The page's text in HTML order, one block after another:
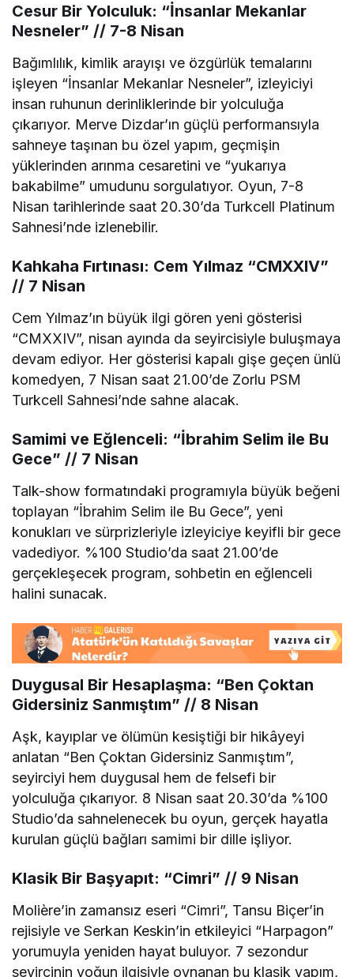
Cesur Bir Yolculuk: “İnsanlar Mekanlar
Nesneler” // 7-8 Nisan
Bağımlılık, kimlik arayışı ve özgürlük temalarını
işleyen “İnsanlar Mekanlar Nesneler”, izleyiciyi
insan ruhunun derinliklerinde bir yolculuğa
çıkarıyor. Merve Dizdar’ın güçlü performansıyla
sahneye taşınan bu özel yapım, geçmişin
yüklerinden arınma cesaretini ve “yukarıya
bakabilme” umudunu sorgulatıyor. Oyun, 7-8
Nisan tarihlerinde saat 20.30’da Turkcell Platinum
Sahnesi’nde izlenebilir.
Kahkaha Fırtınası: Cem Yılmaz “CMXXIV”
// 7 Nisan
Cem Yılmaz’ın büyük ilgi gören yeni gösterisi
“CMXXIV”, nisan ayında da seyircisiyle buluşmaya
devam ediyor. Her gösterisi kapalı gişe geçen ünlü
komedyen, 7 Nisan saat 21.00’de Zorlu PSM
Turkcell Sahnesi’nde sahne alacak.
Samimi ve Eğlenceli: “İbrahim Selim ile Bu
Gece” // 7 Nisan
Talk-show formatındaki programıyla büyük beğeni
toplayan “İbrahim Selim ile Bu Gece”, yeni
konukları ve sürprizleriyle izleyiciye keyifli bir gece
vadediyor. %100 Studio’da saat 21.00’de
gerçekleşecek program, sohbetin en eğlenceli
halini sunacak.
Duygusal Bir Hesaplaşma: “Ben Çoktan
Gidersiniz Sanmıştım” // 8 Nisan
Aşk, kayıplar ve ölümün kesiştiği bir hikâyeyi
anlatan “Ben Çoktan Gidersiniz Sanmıştım”,
seyirciyi hem duygusal hem de felsefi bir
yolculuğa çıkarıyor. 8 Nisan saat 20.30’da %100
Studio’da sahnelenecek bu oyun, gerçek hayatla
kurulan güçlü bağları samimi bir dille işliyor.
Klasik Bir Başyapıt: “Cimri” // 9 Nisan
Molière’in zamansız eseri “Cimri”, Tansu Biçer’in
rejisiyle ve Serkan Keskin’in etkileyici “Harpagon”
yorumuyla yeniden hayat buluyor. 7 sezondur
seyircinin yoğun ilgisiyle oynanan bu klasik yapım,